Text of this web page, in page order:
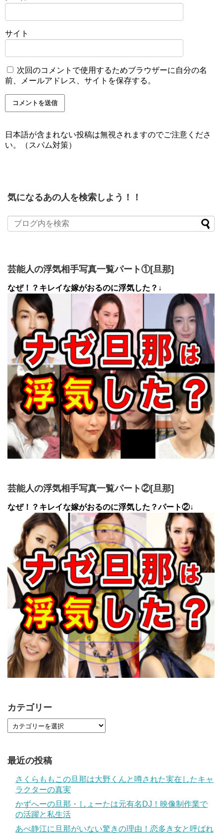
サイト
次回のコメントで使用するためブラウザーに自分の名
前、メールアドレス、サイトを保存する。
日本語が含まれない投稿は無視されますのでご注意くださ
い。（スパム対策）
気になるあの人を検索しよう！！
芸能人の浮気相手写真一覧パート①[旦那]
なぜ！？キレイな嫁がおるのに浮気した？↓
芸能人の浮気相手写真一覧パート②[旦那]
なぜ！？キレイな嫁がおるのに浮気した？パート②↓
カテゴリー
最近の投稿
さくらももこの旦那は大野くんと噂された実在したキャ
ラクターの真実
かずへーの旦那・しょーたは元有名DJ！映像制作業で
の活躍と私生活
あべ静江に旦那がいない驚きの理由！恋多き女と呼ばれ